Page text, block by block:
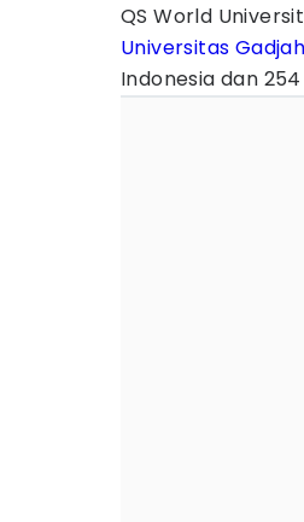
QS World
Universitas
Indonesia dan